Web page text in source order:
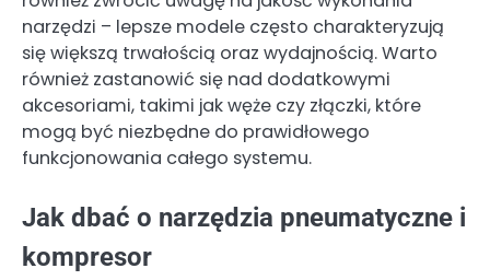
narzędzi – lepsze modele często charakteryzują
się większą trwałością oraz wydajnością. Warto
również zastanowić się nad dodatkowymi
akcesoriami, takimi jak węże czy złączki, które
mogą być niezbędne do prawidłowego
funkcjonowania całego systemu.
Jak dbać o narzędzia pneumatyczne i
kompresor